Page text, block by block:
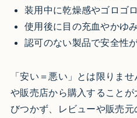
装用中に乾燥感やゴロゴ
使用後に目の充血やかゆ
認可のない製品で安全性
「安い＝悪い」とは限りま
や販売店から購入すること
びつかず、レビューや販売